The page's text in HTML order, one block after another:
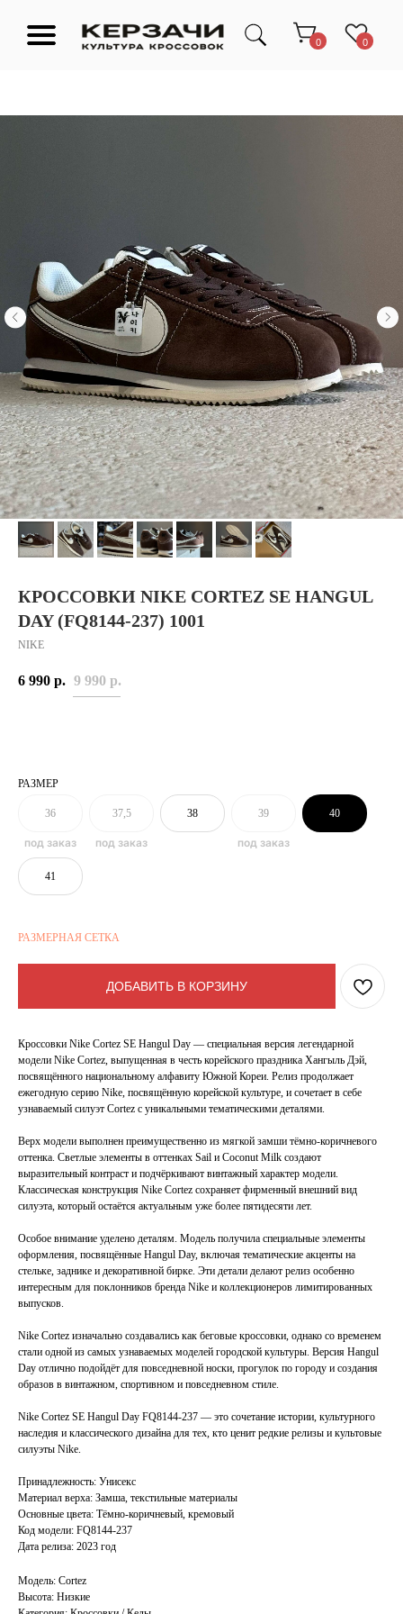
0
КРОССОВКИ NIKE CORTEZ SE HANGUL
DAY (FQ8144-237) 1001
NIKE
6 990 р. 9 990 р.
РАЗМЕР
36 37,5 38 39 40
41
РАЗМЕРНАЯ СЕТКА
ДОБАВИТЬ В КОРЗИНУ
Кроссовки Nike Cortez SE Hangul Day — специальная версия легендарной
модели Nike Cortez, выпущенная в честь корейского праздника Хангыль Дэй,
посвящённого национальному алфавиту Южной Кореи. Релиз продолжает
ежегодную серию Nike, посвящённую корейской культуре, и сочетает в себе
узнаваемый силуэт Cortez с уникальными тематическими деталями.
Верх модели выполнен преимущественно из мягкой замши тёмно-коричневого
оттенка. Светлые элементы в оттенках Sail и Coconut Milk создают
выразительный контраст и подчёркивают винтажный характер модели.
Классическая конструкция Nike Cortez сохраняет фирменный внешний вид
силуэта, который остаётся актуальным уже более пятидесяти лет.
Особое внимание уделено деталям. Модель получила специальные элементы
оформления, посвящённые Hangul Day, включая тематические акценты на
стельке, заднике и декоративной бирке. Эти детали делают релиз особенно
интересным для поклонников бренда Nike и коллекционеров лимитированных
выпусков.
Nike Cortez изначально создавались как беговые кроссовки, однако со временем
стали одной из самых узнаваемых моделей городской культуры. Версия Hangul
Day отлично подойдёт для повседневной носки, прогулок по городу и создания
образов в винтажном, спортивном и повседневном стиле.
Nike Cortez SE Hangul Day FQ8144-237 — это сочетание истории, культурного
наследия и классического дизайна для тех, кто ценит редкие релизы и культовые
силуэты Nike.
Принадлежность: Унисекс
Материал верха: Замша, текстильные материалы
Основные цвета: Тёмно-коричневый, кремовый
Код модели: FQ8144-237
Дата релиза: 2023 год
Модель: Cortez
Высота: Низкие